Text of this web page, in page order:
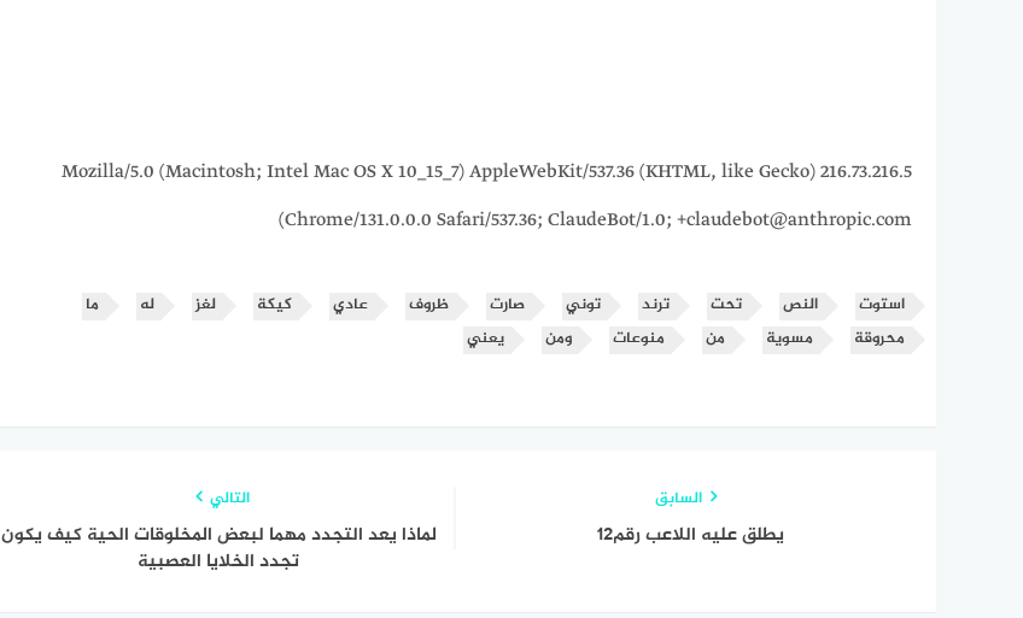
216.73.216.5 Mozilla/5.0 (Macintosh; Intel Mac OS X 10_15_7) AppleWebKit/537.36 (KHTML, like Gecko)
Chrome/131.0.0.0 Safari/537.36; ClaudeBot/1.0; +claudebot@anthropic.com)
استوت النص تحت ترند توني صارت ظروف عادي كيكة لغز له
ما
محروقة
مسوية من منوعات ومن يعني
السابق
يطلق عليه اللاعب رقم١٢
التالي
لماذا يعد التجدد مهما لبعض المخلوقات الحية كيف يكون
تجدد الخلايا العصبية